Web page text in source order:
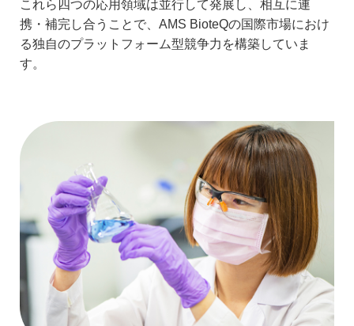
これら四つの応用領域は並行して発展し、相互に連
携・補完し合うことで、AMS BioteQの国際市場におけ
る独自のプラットフォーム型競争力を構築していま
す。